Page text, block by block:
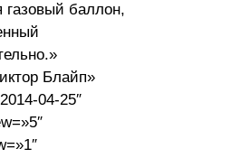
газовый баллон,
Блайп»
04-25″